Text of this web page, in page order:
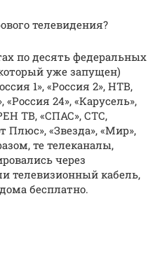
телевидения?
по десять федеральных
уже запущен)
1», «Россия 2», НТВ,
24», «Карусель»,
ТВ, «СПАС», СТС,
Плюс», «Звезда», «Мир»,
те телеканалы,
через
телевизионный кабель,
бесплатно.